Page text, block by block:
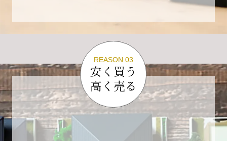
しかしながら、10周年は通過点にすぎません。
る企業へと成長してまいります。
変化の激しい時代だからこそ、初心を忘れず、
挑戦を続け、社会に必要とされる存在であり続
けることをお約束いたします。
今後とも変わらぬご支援、ご指導を賜りますよ
う、何卒よろしくお願い申し上げます。
REASON 03
安く買う
高く売る